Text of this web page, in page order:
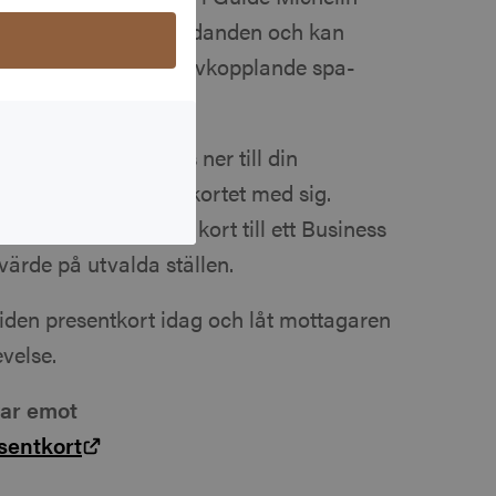
med unika erbjudanden och kan
fine dining till avkopplande spa-
en app som laddas ner till din
enkelt att alltid ha kortet med sig.
dessutom ditt kort till ett Business
på utvalda ställen.
presentkort idag och låt mottagaren
emot